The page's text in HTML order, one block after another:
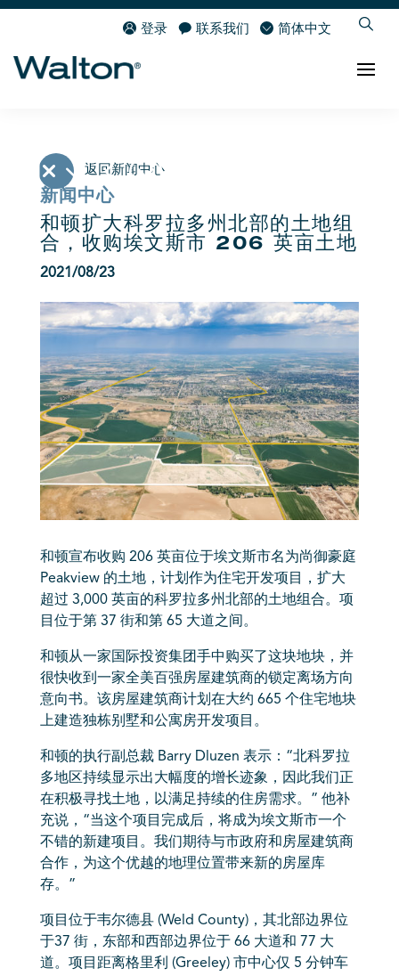
登录 联系我们 简体中文
返回新闻中心
新闻中心
和顿扩大科罗拉多州北部的土地组
合，收购埃文斯市 206 英亩土地
2021/08/23
和顿宣布收购 206 英亩位于埃文斯市名为尚御豪庭
Peakview 的土地，计划作为住宅开发项目，扩大
超过 3,000 英亩的科罗拉多州北部的土地组合。项
目位于第 37 街和第 65 大道之间。
和顿从一家国际投资集团手中购买了这块地块，并
很快收到一家全美百强房屋建筑商的锁定离场方向
意向书。该房屋建筑商计划在大约 665 个住宅地块
上建造独栋别墅和公寓房开发项目。
和顿的执行副总裁 Barry Dluzen 表示：“北科罗拉
多地区持续显示出大幅度的增长迹象，因此我们正
在积极寻找土地，以满足持续的住房需求。” 他补
充说，“当这个项目完成后，将成为埃文斯市一个
不错的新建项目。我们期待与市政府和房屋建筑商
合作，为这个优越的地理位置带来新的房屋库
存。”
项目位于韦尔德县 (Weld County)，其北部边界位
于37 街，东部和西部边界位于 66 大道和 77 大
道。项目距离格里利 (Greeley) 市中心仅 5 分钟车